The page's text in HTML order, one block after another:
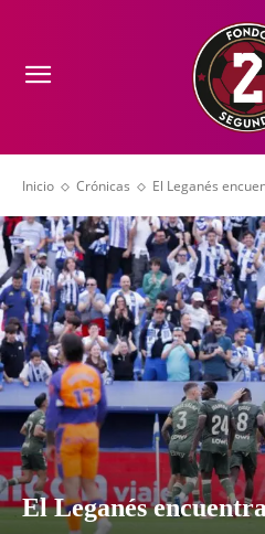
Inicio Crónicas El Leganés
El Leganés